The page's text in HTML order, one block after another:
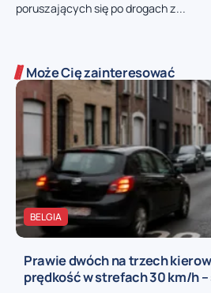
poruszających się po drogach z...
Może Cię zainteresować
BELGIA
Prawie dwóch na trzech
prędkość w strefach 30 km/h